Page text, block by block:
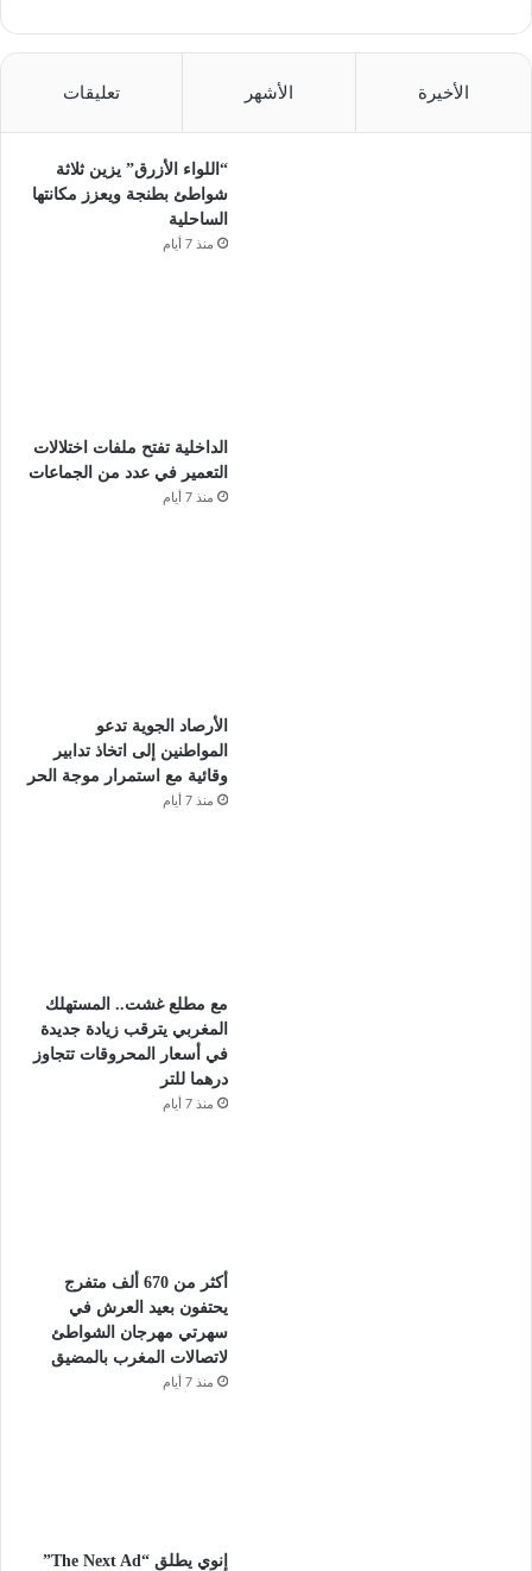
الأخيرة الأشهر تعليقات
“اللواء الأزرق” يزين ثلاثة
شواطئ بطنجة ويعزز مكانتها
الساحلية
منذ 7 أيام
الداخلية تفتح ملفات اختلالات
التعمير في عدد من الجماعات
منذ 7 أيام
الأرصاد الجوية تدعو
المواطنين إلى اتخاذ تدابير
وقائية مع استمرار موجة الحر
منذ 7 أيام
مع مطلع غشت.. المستهلك
المغربي يترقب زيادة جديدة
في أسعار المحروقات تتجاوز
درهما للتر
منذ 7 أيام
أكثر من 670 ألف متفرج
يحتفون بعيد العرش في
سهرتي مهرجان الشواطئ
لاتصالات المغرب بالمضيق
منذ 7 أيام
إنوي يطلق “The Next Ad”